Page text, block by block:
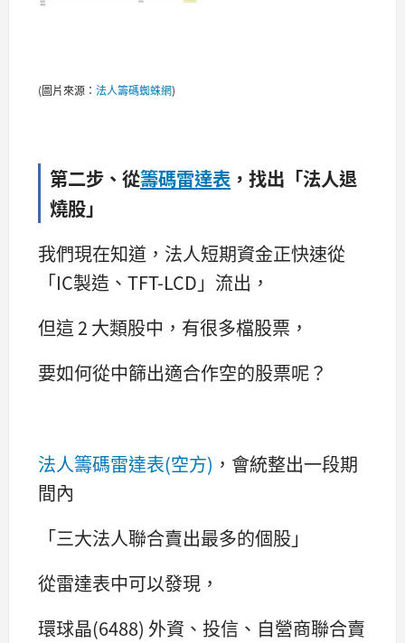
(圖片來源： 法人籌碼蜘蛛網)
第二步、從籌碼雷達表 ，找出「法人退
燒股」
我們現在知道，法人短期資金正快速從
「IC製造、TFT-LCD」流出，
但這 2 大類股中，有很多檔股票，
要如何從中篩出適合作空的股票呢？
法人籌碼雷達表(空方) ，會統整出一段期
間內
「三大法人聯合賣出最多的個股」
從雷達表中可以發現，
環球晶(6488) 外資、投信、自營商聯合賣